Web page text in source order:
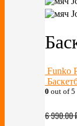
Funko
0 out of 5
6 990.00